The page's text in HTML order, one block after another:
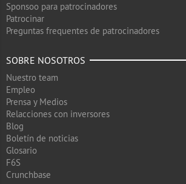
Sponsoo para patrocinadores
Patrocinar
Preguntas frequentes de patrocinadores
SOBRE NOSOTROS
Nuestro team
Empleo
Prensa y Medios
Relacciones con inversores
Blog
Boletín de noticias
Glosario
F6S
Crunchbase